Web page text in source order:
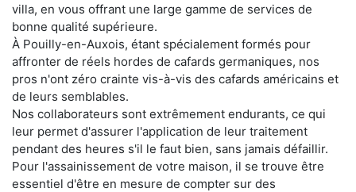
villa, en vous offrant une large gamme de services de
bonne qualité supérieure.
À Pouilly-en-Auxois, étant spécialement formés pour
affronter de réels hordes de cafards germaniques, nos
pros n'ont zéro crainte vis-à-vis des cafards américains et
de leurs semblables.
Nos collaborateurs sont extrêmement endurants, ce qui
leur permet d'assurer l'application de leur traitement
pendant des heures s'il le faut bien, sans jamais défaillir.
Pour l'assainissement de votre maison, il se trouve être
essentiel d'être en mesure de compter sur des